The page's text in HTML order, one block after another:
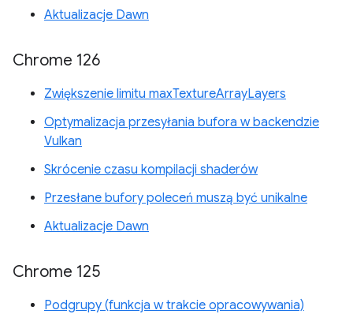
Aktualizacje Dawn
Chrome 126
Zwiększenie limitu maxTextureArrayLayers
Optymalizacja przesyłania bufora w backendzie
Vulkan
Skrócenie czasu kompilacji shaderów
Przesłane bufory poleceń muszą być unikalne
Aktualizacje Dawn
Chrome 125
Podgrupy (funkcja w trakcie opracowywania)